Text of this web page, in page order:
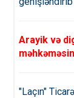
Arayik və
"Laçın"